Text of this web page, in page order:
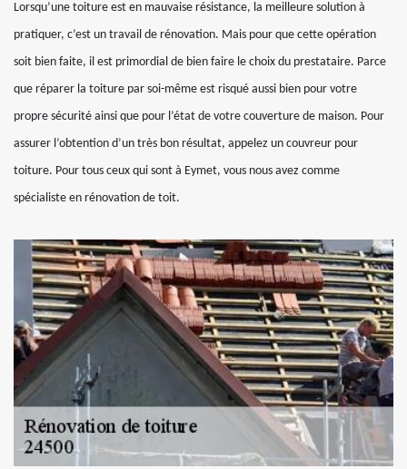
Lorsqu’une toiture est en mauvaise résistance, la meilleure solution à
pratiquer, c’est un travail de rénovation. Mais pour que cette opération
soit bien faite, il est primordial de bien faire le choix du prestataire. Parce
que réparer la toiture par soi-même est risqué aussi bien pour votre
propre sécurité ainsi que pour l’état de votre couverture de maison. Pour
assurer l’obtention d’un très bon résultat, appelez un couvreur pour
toiture. Pour tous ceux qui sont à Eymet, vous nous avez comme
spécialiste en rénovation de toit.